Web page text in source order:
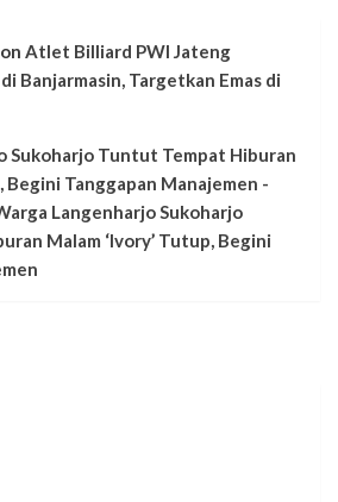
on Atlet Billiard PWI Jateng
Banjarmasin, Targetkan Emas di
Sukoharjo Tuntut Tempat Hiburan
Tanggapan Manajemen -
Langenharjo Sukoharjo
Malam ‘Ivory’ Tutup, Begini